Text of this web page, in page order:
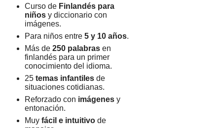
Curso de Finlandés para
niños y diccionario con
imágenes.
Para niños entre 5 y 10 años.
Más de 250 palabras en
finlandés para un primer
conocimiento del idioma.
25 temas infantiles de
situaciones cotidianas.
Reforzado con imágenes y
entonación.
Muy fácil e intuitivo de